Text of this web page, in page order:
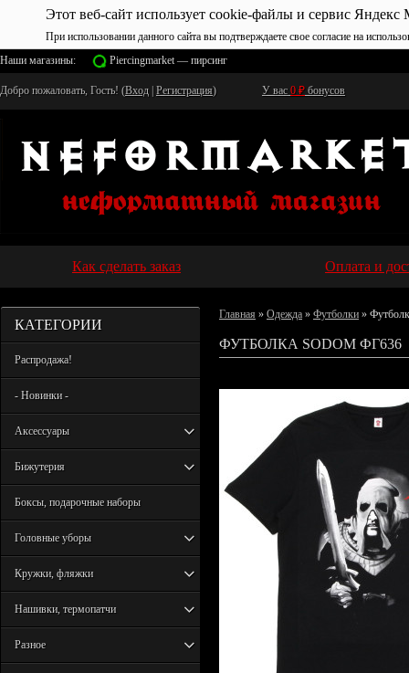
Этот веб-сайт использует cookie-файлы и сервис Яндекс
При использовании данного сайта вы подтверждаете свое согласие на
Наши магазины:
Piercingmarket — пирсинг
Добро пожаловать, Гость! (Вход Регистрация) У вас 0 ₽ бонусов
Как сделать заказ Оплата и
КАТЕГОРИИ
Распродажа!
- Новинки -
Аксессуары
Бижутерия
Боксы, подарочные наборы
Головные уборы
Кружки, фляжки
Нашивки, термопатчи
Разное
Главная » Одежда » Футболки »
ФУТБОЛКА SODOM ФГ636